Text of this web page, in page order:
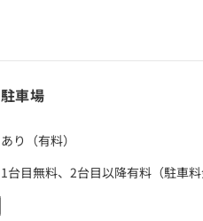
駐車場
あり（有料）
1台目無料、2台目以降有料（駐